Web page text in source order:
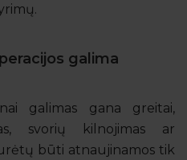
galima
galimas gana greitai,
svorių kilnojimas ar
būti atnaujinamos tik